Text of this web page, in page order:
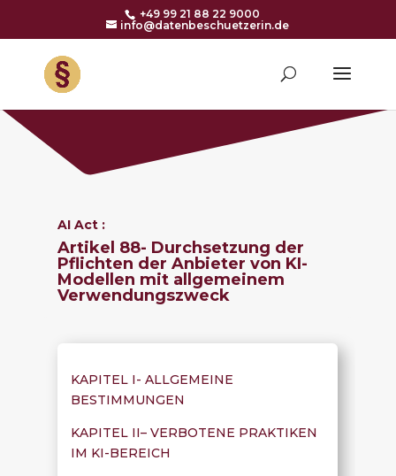
+49 99 21 88 22 9000
info@datenbeschuetzerin.de
AI Act :
Artikel 88- Durchsetzung der
Pflichten der Anbieter von KI-
Modellen mit allgemeinem
Verwendungszweck
KAPITEL I- ALLGEMEINE
BESTIMMUNGEN
KAPITEL II– VERBOTENE PRAKTIKEN
IM KI-BEREICH